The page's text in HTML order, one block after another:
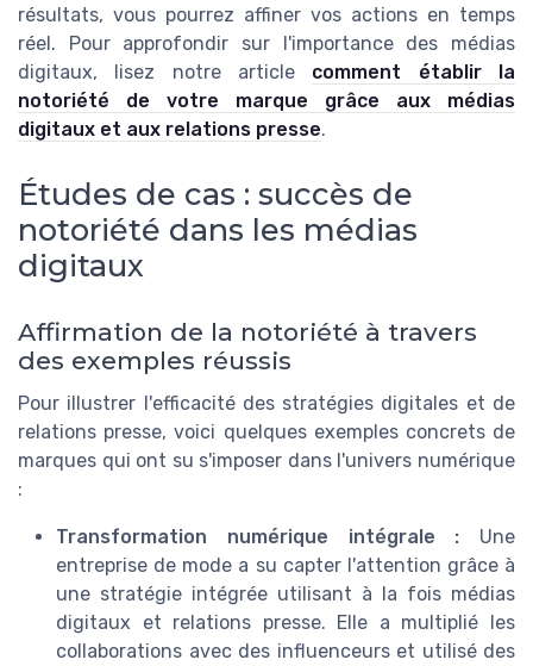
résultats, vous pourrez affiner vos actions en temps
réel. Pour approfondir sur l'importance des médias
digitaux, lisez notre article comment établir la
notoriété de votre marque grâce aux médias
digitaux et aux relations presse.
Études de cas : succès de
notoriété dans les médias
digitaux
Affirmation de la notoriété à travers
des exemples réussis
Pour illustrer l'efficacité des stratégies digitales et de
relations presse, voici quelques exemples concrets de
marques qui ont su s'imposer dans l'univers numérique
:
Transformation numérique intégrale : Une
entreprise de mode a su capter l'attention grâce à
une stratégie intégrée utilisant à la fois médias
digitaux et relations presse. Elle a multiplié les
collaborations avec des influenceurs et utilisé des